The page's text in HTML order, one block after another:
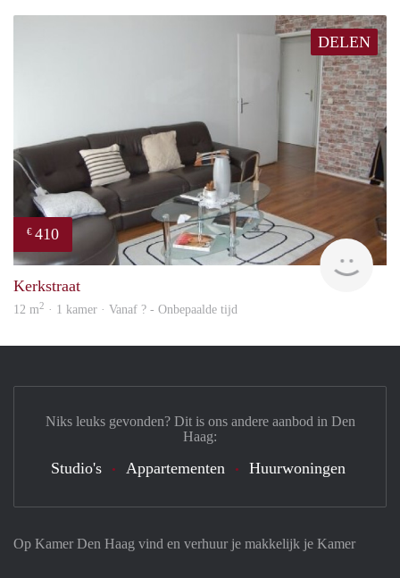
DELEN
€ 410
Kerkstraat
12 m2 · 1 kamer · Vanaf ? - Onbepaalde tijd
Op Kamer Den Haag vind en verhuur je makkelijk je Kamer
Niks leuks gevonden? Dit is ons andere aanbod in Den
Haag:
Studio's Appartementen Huurwoningen